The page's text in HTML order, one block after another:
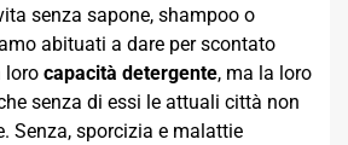
senza sapone, shampoo o
abituati a dare per scontato
loro capacità detergente, ma la loro
senza di essi le attuali città non
Senza, sporcizia e malattie